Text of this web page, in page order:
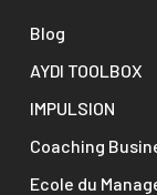
Blog
AYDI TOOLBOX
IMPULSION
Coaching
Ecole du